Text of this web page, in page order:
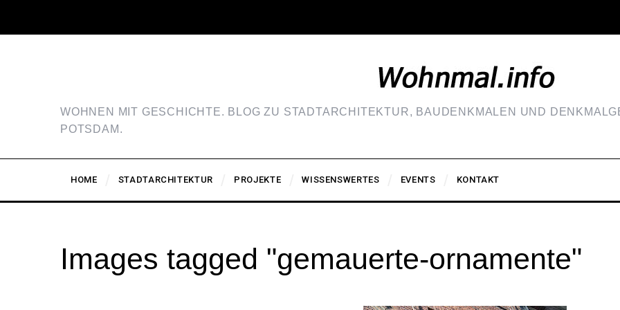
WOHNEN MIT GESCHICHTE. BLOG ZU STADTARCHITEKTUR, BAUDENKMALEN UND
POTSDAM.
HOME STADTARCHITEKTUR PROJEKTE WISSENSWERTES EVENTS KONTAKT
Images tagged "gemauerte-ornamente"